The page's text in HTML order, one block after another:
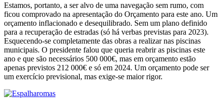
Estamos, portanto, a ser alvo de uma navegação sem rumo, com
ficou comprovado na apresentação do Orçamento para este ano. Um
orçamento inflacionado e desequilibrado. Sem um plano definido
para a recuperação de estradas (só há verbas previstas para 2023).
Esquecendo-se completamente das obras a realizar nas piscinas
municipais. O presidente falou que queria reabrir as piscinas este
ano e que são necessários 500 000€, mas em orçamento estão
apenas previstos 212 000€ e só em 2024. Um orçamento pode ser
um exercício previsional, mas exige-se maior rigor.